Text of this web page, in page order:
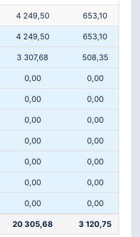
4 249,50 653,10
4 249,50 653,10
3 307,68 508,35
0,00 0,00
0,00 0,00
0,00 0,00
0,00 0,00
0,00 0,00
0,00 0,00
0,00 0,00
20 305,68 3 120,75